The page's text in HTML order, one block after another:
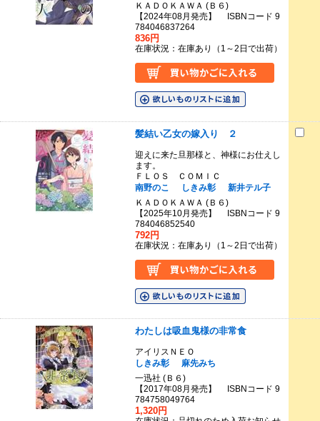
ＫＡＤＯＫＡＷＡ (Ｂ６)
【2024年08月発売】 ISBNコード 9
784046837264
836円
在庫状況：在庫あり（1～2日で出荷）
髪結い乙女の嫁入り ２
迎えに来た旦那様と、神様にお仕えし
ます。
ＦＬＯＳ ＣＯＭＩＣ
南野のこ
しきみ彰
新井テル子
ＫＡＤＯＫＡＷＡ (Ｂ６)
【2025年10月発売】 ISBNコード 9
784046852540
792円
在庫状況：在庫あり（1～2日で出荷）
わたしは吸血鬼様の非常食
アイリスＮＥＯ
しきみ彰
麻先みち
一迅社 (Ｂ６)
【2017年08月発売】 ISBNコード 9
784758049764
1,320円